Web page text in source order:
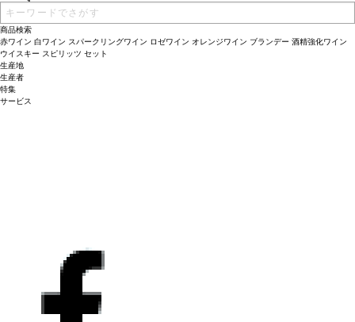
商品検索
赤ワイン 白ワイン スパークリングワイン ロゼワイン オレンジワイン ブランデー 酒精強化ワイン
ウイスキー スピリッツ セット
生産地
生産者
特集
サービス